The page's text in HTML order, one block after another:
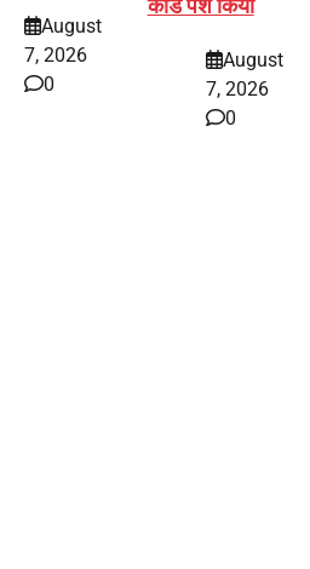
August
7, 2026
0
कार्ड पेश किया
August
7, 2026
0